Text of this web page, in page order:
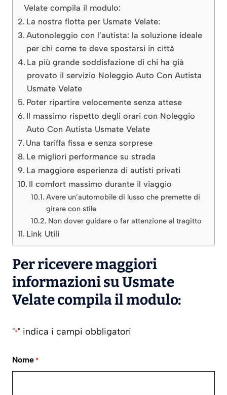
Velate compila il modulo:
La nostra flotta per Usmate Velate:
Autonoleggio con l’autista: la soluzione ideale
per chi come te deve spostarsi in città
La più grande soddisfazione di chi ha già
provato il servizio Noleggio Auto Con Autista
Usmate Velate
Poter ripartire velocemente senza attese
Il massimo rispetto degli orari con Noleggio
Auto Con Autista Usmate Velate
Una tariffa fissa e senza sorprese
Le migliori performance su strada
La maggiore esperienza di autisti privati
Il comfort massimo durante il viaggio
Avere un’automobile di lusso che premette di
girare con stile
Non dover guidare o far attenzione al tragitto
Link Utili
Per ricevere maggiori
informazioni su Usmate
Velate compila il modulo:
"*" indica i campi obbligatori
Nome *